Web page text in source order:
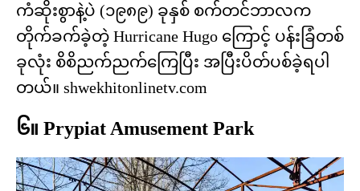
ကံဆိုးစွာနဲ့ပဲ (၁၉၈၉) ခုနှစ် စက်တင်ဘာလက
တိုက်ခက်ခဲ့တဲ့ Hurricane Hugo ကြောင့် ပန်းခြံတစ်
ခုလုံး စိစိညက်ညက်ကြေပြီး အပြီးပိတ်ပစ်ခဲ့ရပါ
တယ်။ shwekhitonlinetv.com
၆။ Prypiat Amusement Park